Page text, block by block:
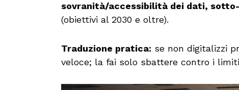
sovranità/accessibilità dei dati,
(obiettivi al 2030 e oltre).
Traduzione pratica: se non digitalizzi
veloce; la fai solo sbattere contro i